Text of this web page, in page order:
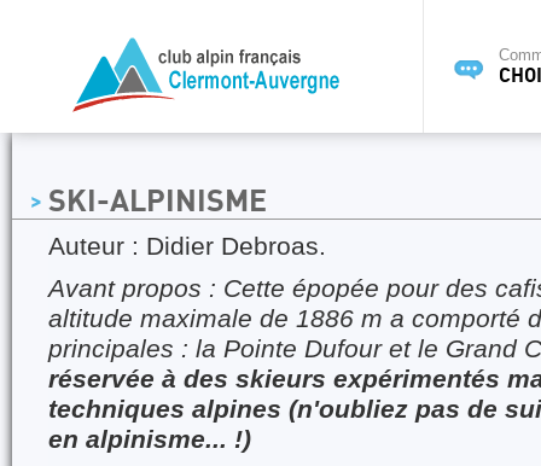
SKI-ALPINISME
Auteur : Didier Debroas.
Avant propos : Cette épopée pour des
altitude maximale de 1886 m a comporté
principales : la Pointe Dufour et le Grand
réservée à des skieurs expérimentés
techniques alpines (n'oubliez pas de
en alpinisme... !)